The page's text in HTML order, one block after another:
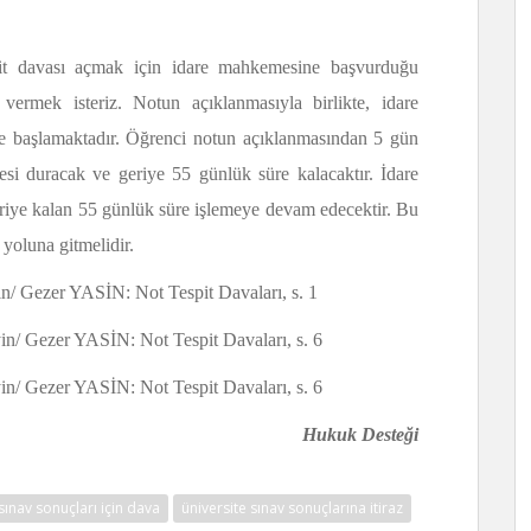
açmak için idare mahkemesine başvurduğu
isteriz. Notun açıklanmasıyla birlikte, idare
Öğrenci notun açıklanmasından 5 gün
duracak ve geriye 55 günlük süre kalacaktır. İdare
kalan 55 günlük süre işlemeye devam edecektir. Bu
yoluna gitmelidir.
Gezer YASİN: Not Tespit Davaları, s. 1
Gezer YASİN: Not Tespit Davaları, s. 6
Gezer YASİN: Not Tespit Davaları, s. 6
Hukuk Desteği
sonuçları için dava üniversite sınav sonuçlarına itiraz